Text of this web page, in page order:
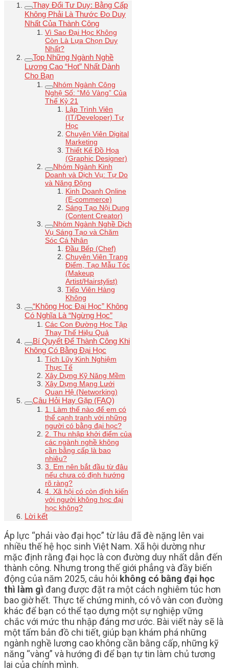
Thay Đổi Tư Duy: Bằng Cấp
Không Phải Là Thước Đo Duy
Nhất Của Thành Công
Vì Sao Đại Học Không
Còn Là Lựa Chọn Duy
Nhất?
Top Những Ngành Nghề
Lương Cao “Hot” Nhất Dành
Cho Bạn
Nhóm Ngành Công
Nghệ Số: “Mỏ Vàng” Của
Thế Kỷ 21
Lập Trình Viên
(IT/Developer) Tự
Học
Chuyên Viên Digital
Marketing
Thiết Kế Đồ Họa
(Graphic Designer)
Nhóm Ngành Kinh
Doanh và Dịch Vụ: Tự Do
và Năng Động
Kinh Doanh Online
(E-commerce)
Sáng Tạo Nội Dung
(Content Creator)
Nhóm Ngành Nghề Dịch
Vụ Sáng Tạo và Chăm
Sóc Cá Nhân
Đầu Bếp (Chef)
Chuyên Viên Trang
Điểm, Tạo Mẫu Tóc
(Makeup
Artist/Hairstylist)
Tiếp Viên Hàng
Không
“Không Học Đại Học” Không
Có Nghĩa Là “Ngừng Học”
Các Con Đường Học Tập
Thay Thế Hiệu Quả
Bí Quyết Để Thành Công Khi
Không Có Bằng Đại Học
Tích Lũy Kinh Nghiệm
Thực Tế
Xây Dựng Kỹ Năng Mềm
Xây Dựng Mạng Lưới
Quan Hệ (Networking)
Câu Hỏi Hay Gặp (FAQ)
1. Làm thế nào để em có
thể cạnh tranh với những
người có bằng đại học?
2. Thu nhập khởi điểm của
các ngành nghề không
cần bằng cấp là bao
nhiêu?
3. Em nên bắt đầu từ đâu
nếu chưa có định hướng
rõ ràng?
4. Xã hội có còn định kiến
với người không học đại
học không?
Lời kết
Áp lực “phải vào đại học” từ lâu đã đè nặng lên vai
nhiều thế hệ học sinh Việt Nam. Xã hội dường như
mặc định rằng đại học là con đường duy nhất dẫn đến
thành công. Nhưng trong thế giới phẳng và đầy biến
động của năm 2025, câu hỏi không có bằng đại học
thì làm gì đang được đặt ra một cách nghiêm túc hơn
bao giờ hết. Thực tế chứng minh, có vô vàn con đường
khác để bạn có thể tạo dựng một sự nghiệp vững
chắc với mức thu nhập đáng mơ ước. Bài viết này sẽ là
một tấm bản đồ chi tiết, giúp bạn khám phá những
ngành nghề lương cao không cần bằng cấp, những kỹ
năng “vàng” và hướng đi để bạn tự tin làm chủ tương
lai của chính mình.